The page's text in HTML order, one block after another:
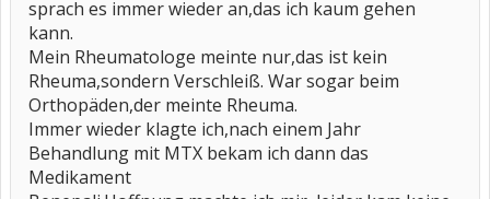
sprach es immer wieder an,das ich kaum gehen
kann.
Mein Rheumatologe meinte nur,das ist kein
Rheuma,sondern Verschleiß. War sogar beim
Orthopäden,der meinte Rheuma.
Immer wieder klagte ich,nach einem Jahr
Behandlung mit MTX bekam ich dann das
Medikament